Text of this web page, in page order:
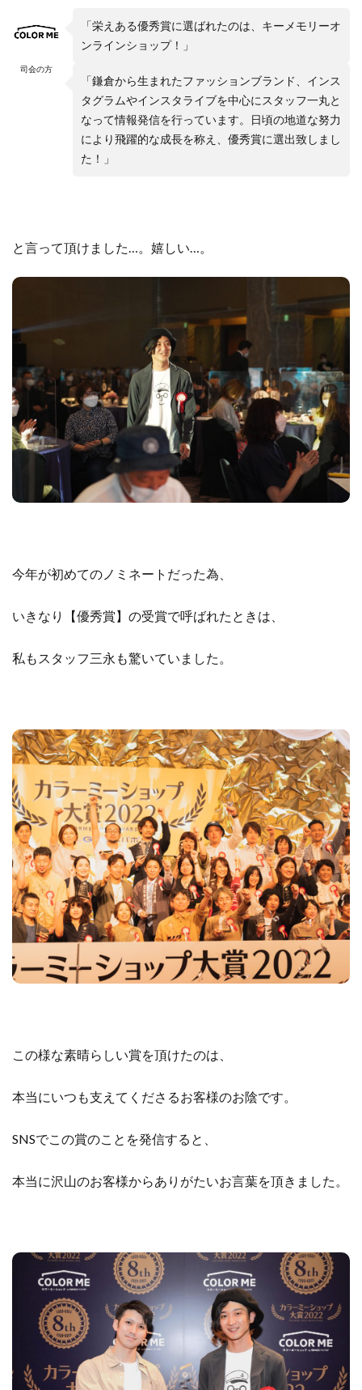
司会の方
「栄えある優秀賞に選ばれたのは、キーメモリーオ
ンラインショップ！」
「鎌倉から生まれたファッションブランド、インス
タグラムやインスタライブを中心にスタッフ一丸と
なって情報発信を行っています。日頃の地道な努力
により飛躍的な成長を称え、優秀賞に選出致しまし
た！」
と言って頂けました…。嬉しい…。
今年が初めてのノミネートだった為、
いきなり【優秀賞】の受賞で呼ばれたときは、
私もスタッフ三永も驚いていました。
この様な素晴らしい賞を頂けたのは、
本当にいつも支えてくださるお客様のお陰です。
SNSでこの賞のことを発信すると、
本当に沢山のお客様からありがたいお言葉を頂きました。